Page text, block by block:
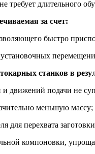
длительного
за счет:
быстро
станков в
подачи не
меньшую массу;
перехвата
компоновки,